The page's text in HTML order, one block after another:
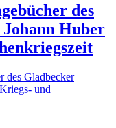
des
Huber